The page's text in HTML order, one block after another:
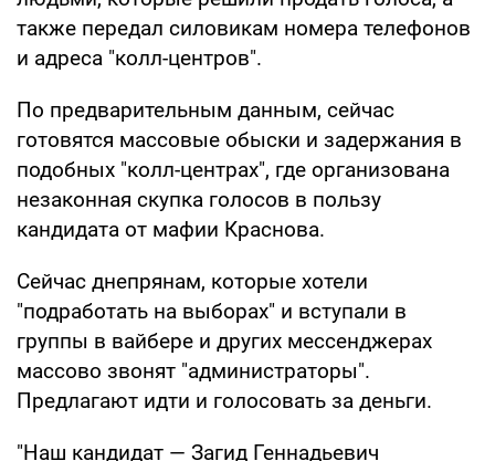
также передал силовикам номера телефонов
и адреса "колл-центров".
По предварительным данным, сейчас
готовятся массовые обыски и задержания в
подобных "колл-центрах", где организована
незаконная скупка голосов в пользу
кандидата от мафии Краснова.
Сейчас днепрянам, которые хотели
"подработать на выборах" и вступали в
группы в вайбере и других мессенджерах
массово звонят "администраторы".
Предлагают идти и голосовать за деньги.
"Наш кандидат — Загид Геннадьевич